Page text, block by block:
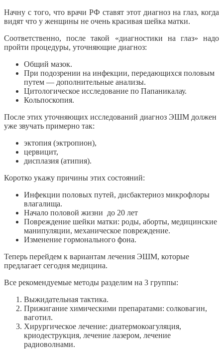
Начну с того, что врачи РФ ставят этот диагноз на глаз, когда
видят что у женщины не очень красивая шейка матки.
Соответственно, после такой «диагностики на глаз» надо
пройти процедуры, уточняющие диагноз:
Общий мазок.
При подозрении на инфекции, передающихся половым
путем — дополнительные анализы.
Цитологическое исследование по Папаникалау.
Кольпоскопия.
После этих уточняющих исследований диагноз ЭШМ должен
уже звучать примерно так:
эктопия (эктропион),
цервицит,
дисплазия (атипия).
Коротко укажу причины этих состояний:
Инфекции половых путей, дисбактериоз микрофлоры
влагалища.
Начало половой жизни до 20 лет
Повреждение шейки матки: роды, аборты, медицинские
манипуляции, механическое повреждение.
Изменение гормонального фона.
Теперь перейдем к вариантам лечения ЭШМ, которые
предлагает сегодня медицина.
Все рекомендуемые методы разделим на 3 группы:
Выжидательная тактика.
Прижигание химическими препаратами: солковагин,
ваготил.
Хирургическое лечение: диатермокоагуляция,
криодеструкция, лечение лазером, лечение
радиоволнами.